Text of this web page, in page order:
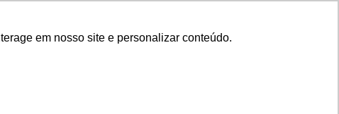
em nosso site e personalizar conteúdo.